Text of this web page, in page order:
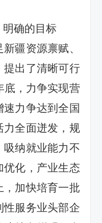
确的目标
新疆资源禀赋、
提出 了清晰可行
底， 力争实现营
速力争达到全国
力全面迸发， 规
吸纳就业能力不
优化，产业生态
加快培育一批
性服务业头部企